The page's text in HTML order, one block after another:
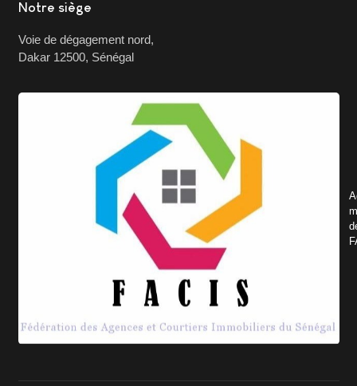
Notre siège
Voie de dégagement nord,
Dakar 12500, Sénégal